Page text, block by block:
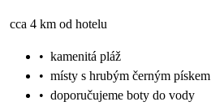
cca 4 km od hotelu
• kamenitá pláž
• místy s hrubým černým pískem
• doporučujeme boty do vody